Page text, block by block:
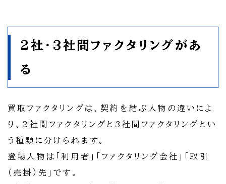
2社・3社間ファクタリングがあ
る
買取ファクタリングは、契約を結ぶ人物の違いによ
り、2社間ファクタリングと3社間ファクタリングとい
う種類に分けられます。
登場人物は「利用者」「ファクタリング会社」「取引
（売掛）先」です。